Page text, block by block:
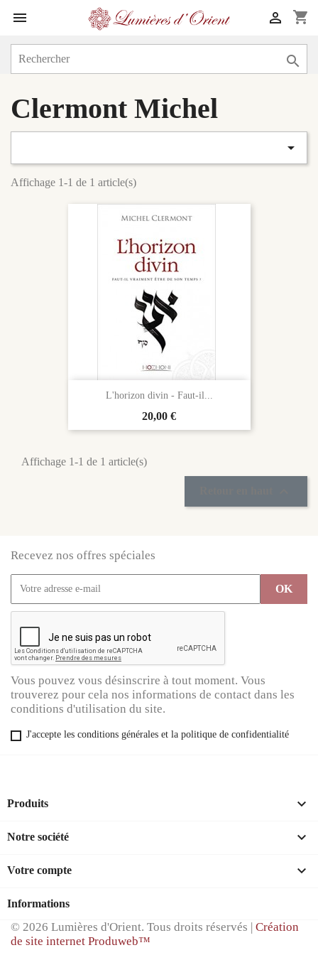
 shopping_cart


Clermont Michel

Affichage 1-1 de 1 article(s)
L'horizon divin - Faut-il...
Prix
20,00 €
Affichage 1-1 de 1 article(s)
Recevez nos offres spéciales
Vous pouvez vous désinscrire à tout moment. Vous
trouverez pour cela nos informations de contact dans les
conditions d'utilisation du site.
J'accepte les conditions générales et la politique de confidentialité
Produits 
Notre société 
Votre compte 
Informations
© 2026 Lumières d'Orient. Tous droits réservés | Création
de site internet Produweb™